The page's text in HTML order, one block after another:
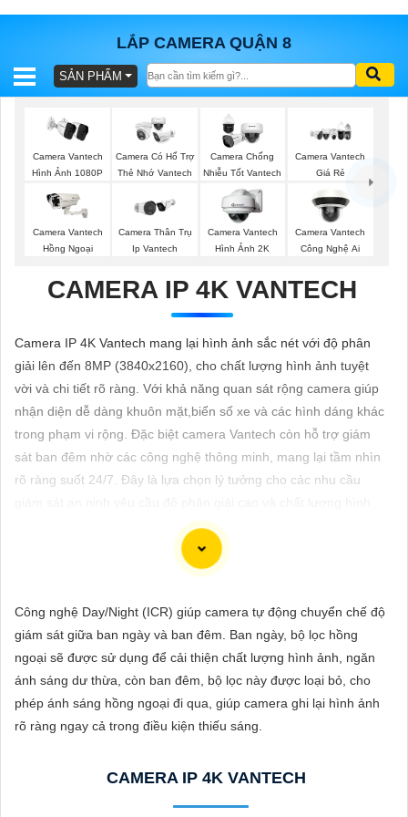
LẮP CAMERA QUẬN 8
BÁO
TRỌN
GÓI
SẢN
TƯ
VẤN
LẮP
ĐẶT
VẤN
VỤ
SẢN PHẨM
Camera Vantech
Hình Ảnh 1080P
Camera Có Hổ Trợ
Thẻ Nhớ Vantech
Camera Chống
Nhiễu Tốt Vantech
Camera Vantech
Giá Rẻ
Camera Vantech
Hồng Ngoại
Camera Thân Trụ
Ip Vantech
Camera Vantech
Hình Ảnh 2K
Camera Vantech
Công Nghệ Ai
CAMERA IP 4K VANTECH
Camera IP 4K Vantech mang lại hình ảnh sắc nét với độ phân
giải lên đến 8MP (3840x2160), cho chất lượng hình ảnh tuyệt
vời và chi tiết rõ ràng. Với khả năng quan sát rộng camera giúp
nhận diện dễ dàng khuôn mặt,biển số xe và các hình dáng khác
trong phạm vi rộng. Đặc biệt camera Vantech còn hỗ trợ giám
sát ban đêm nhờ các công nghệ thông minh, mang lại tầm nhìn
rõ ràng suốt 24/7. Đây là lựa chọn lý tưởng cho các nhu cầu
trường khác nhau.
Với cam kết về chất lượng và dịch vụ, camera Vantech Việt Nam
Công nghệ Day/Night (ICR) giúp camera tự động chuyển chế độ
giám sát giữa ban ngày và ban đêm. Ban ngày, bộ lọc hồng
ngoại sẽ được sử dụng để cải thiện chất lượng hình ảnh, ngăn
ánh sáng dư thừa, còn ban đêm, bộ lọc này được loại bỏ, cho
phép ánh sáng hồng ngoại đi qua, giúp camera ghi lại hình ảnh
rõ ràng ngay cả trong điều kiện thiếu sáng.
CAMERA IP 4K VANTECH